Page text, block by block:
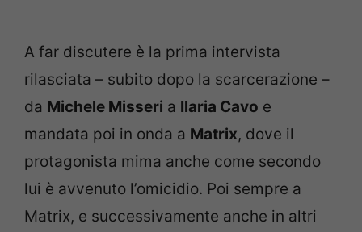
A far discutere è la prima intervista
rilasciata – subito dopo la scarcerazione –
da Michele Misseri a Ilaria Cavo e
mandata poi in onda a Matrix, dove il
protagonista mima anche come secondo
lui è avvenuto l’omicidio. Poi sempre a
Matrix, e successivamente anche in altri